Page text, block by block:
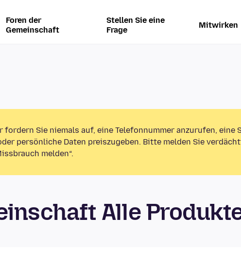
Foren der
Gemeinschaft
Stellen Sie eine
Frage
Mitwirken
fordern Sie niemals auf, eine Telefonnummer anzurufen, eine
persönliche Daten preiszugeben. Bitte melden Sie
melden“.
Alle